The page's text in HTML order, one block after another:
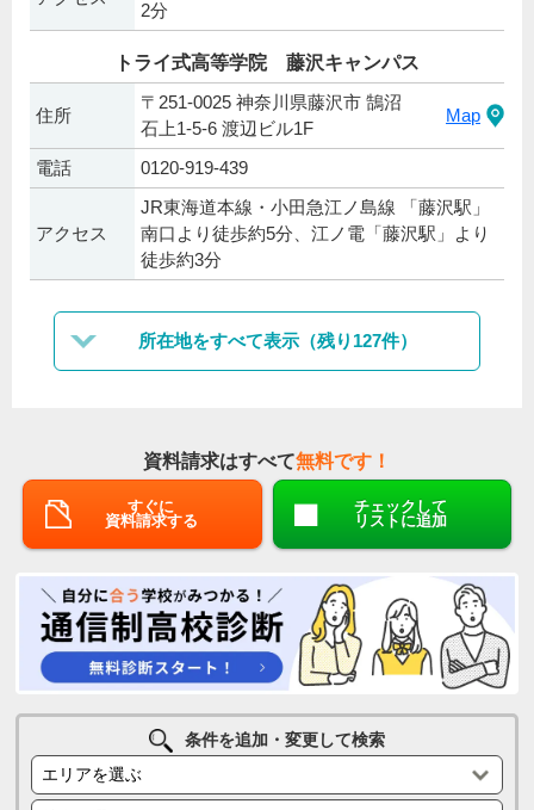
2分
トライ式高等学院 藤沢キャンパス
住所
〒251-0025 神奈川県藤沢市 鵠沼
石上1-5-6 渡辺ビル1F
Map
電話 0120-919-439
アクセス
JR東海道本線・小田急江ノ島線 「藤沢駅」
南口より徒歩約5分、江ノ電「藤沢駅」より
徒歩約3分
所在地をすべて表示（残り127件）
資料請求はすべて無料です！
すぐに
資料請求する
チェックして
リストに追加
条件を追加・変更して検索